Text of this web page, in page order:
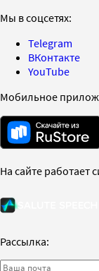
Мы в соцсетях:
Telegram
ВКонтакте
YouTube
Мобильное
На сайте работает
Рассылка: